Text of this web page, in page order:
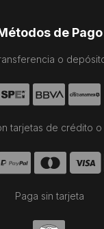
de Pago
o
tarjetas de crédito
Paga sin tarjeta